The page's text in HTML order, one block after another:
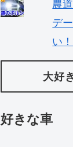
デ
い！
大好
好きな車